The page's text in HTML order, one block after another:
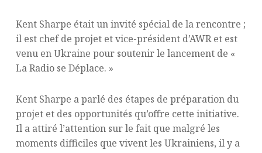
Kent Sharpe était un invité spécial de la rencontre ;
il est chef de projet et vice-président d’AWR et est
venu en Ukraine pour soutenir le lancement de «
La Radio se Déplace. »
Kent Sharpe a parlé des étapes de préparation du
projet et des opportunités qu’offre cette initiative.
Il a attiré l’attention sur le fait que malgré les
moments difficiles que vivent les Ukrainiens, il y a